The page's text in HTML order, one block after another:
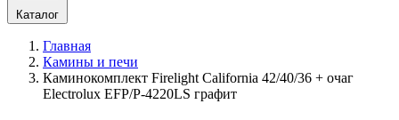
Каталог
Главная
Камины и печи
Каминокомплект Firelight California 42/40/36 + очаг
Electrolux EFP/P-4220LS графит